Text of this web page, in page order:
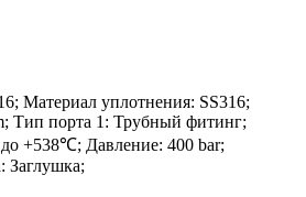
Материал уплотнения: SS316;
Тип порта 1: Трубный фитинг;
+538℃; Давление: 400 bar;
Заглушка;